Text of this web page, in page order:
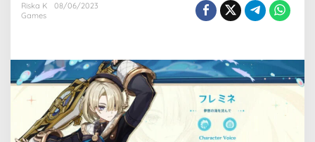
Riska K
08/06/2023
Games